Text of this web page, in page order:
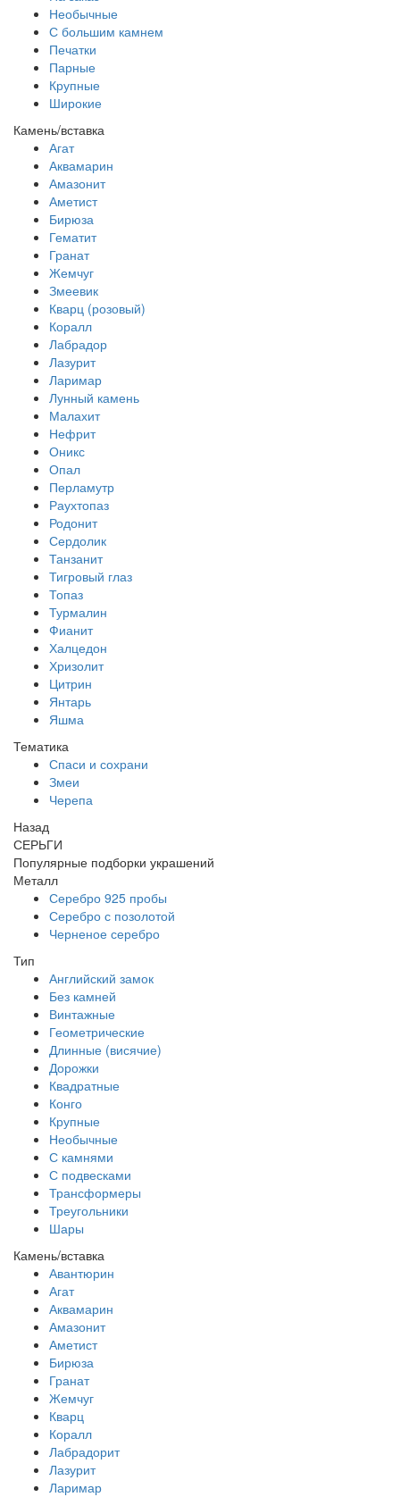
Необычные
С большим камнем
Печатки
Парные
Крупные
Широкие
Камень/вставка
Агат
Аквамарин
Амазонит
Аметист
Бирюза
Гематит
Гранат
Жемчуг
Змеевик
Кварц (розовый)
Коралл
Лабрадор
Лазурит
Ларимар
Лунный камень
Малахит
Нефрит
Оникс
Опал
Перламутр
Раухтопаз
Родонит
Сердолик
Танзанит
Тигровый глаз
Топаз
Турмалин
Фианит
Халцедон
Хризолит
Цитрин
Янтарь
Яшма
Тематика
Спаси и сохрани
Змеи
Черепа
Назад
СЕРЬГИ
Популярные подборки украшений
Металл
Серебро 925 пробы
Серебро с позолотой
Черненое серебро
Тип
Английский замок
Без камней
Винтажные
Геометрические
Длинные (висячие)
Дорожки
Квадратные
Конго
Крупные
Необычные
С камнями
С подвесками
Трансформеры
Треугольники
Шары
Камень/вставка
Авантюрин
Агат
Аквамарин
Амазонит
Аметист
Бирюза
Гранат
Жемчуг
Кварц
Коралл
Лабрадорит
Лазурит
Ларимар